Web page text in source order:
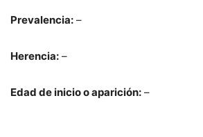
Prevalencia: –
Herencia: –
Edad de inicio o aparición: –